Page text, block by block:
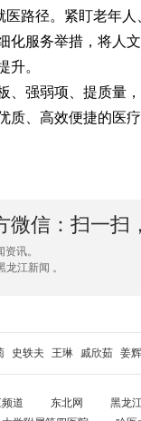
路径。紧盯老年
化服务举措，将人
升。
强弱项、提质量
质、高效便捷的医
信：扫一扫
讯。
江新闻 。
史轶夫 王琳 戚欣茹 姜辉
道 东北网 黑龙